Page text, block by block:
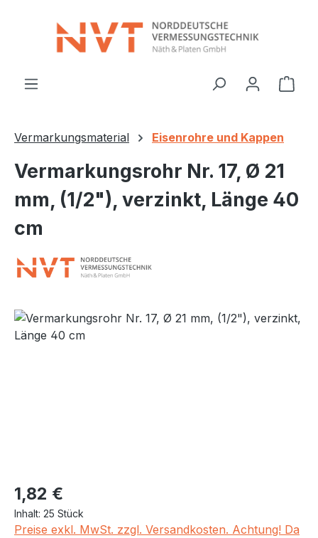
Vermarkungsmaterial Eisenrohre und Kappen
Vermarkungsrohr Nr. 17, Ø 21
mm, (1/2"), verzinkt, Länge 40
cm
Bildergalerie überspringen
Regulärer Preis:
1,82 €
Inhalt: 25 Stück
Preise exkl. MwSt. zzgl. Versandkosten. Achtung! Da